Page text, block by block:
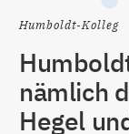
Humboldt-Kolleg
nämlich
Hegel